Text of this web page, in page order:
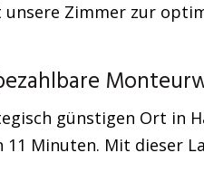
Zimmer zur
günstigen Ort in
Minuten. Mit dieser